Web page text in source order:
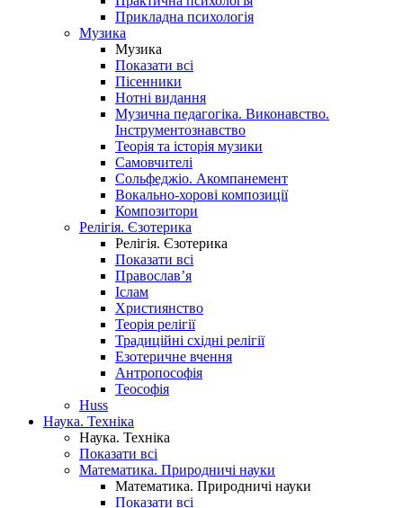
Прикладна психологія
Музика
Музика
Показати всі
Пісенники
Нотні видання
Музична педагогіка. Виконавство.
Інструментознавство
Теорія та історія музики
Самовчителі
Сольфеджіо. Акомпанемент
Вокально-хорові композиції
Композитори
Релігія. Єзотерика
Релігія. Єзотерика
Показати всі
Православ’я
Іслам
Християнство
Теорія релігії
Традиційні східні релігії
Езотеричне вчення
Антропософія
Теософія
Huss
Наука. Техніка
Наука. Техніка
Показати всі
Математика. Природничі науки
Математика. Природничі науки
Показати всі